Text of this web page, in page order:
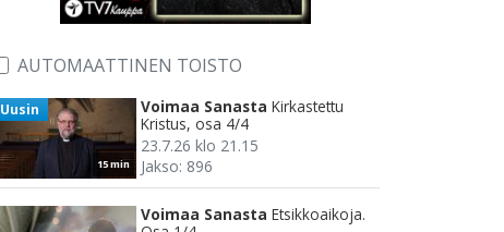
AUTOMAATTINEN TOISTO
15 min
Uusin Voimaa Sanasta Kirkastettu
Kristus, osa 4/4
23.7.26 klo 21.15
Jakso: 896
Voimaa Sanasta Etsikkoaikoja.